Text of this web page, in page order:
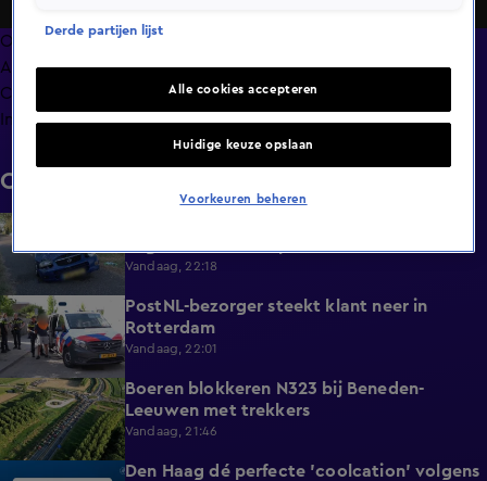
Overzicht
Afleveringen
Clips
Info
Clips
0:30
Vandaag, 22:18
0:26
PostNL-bezorger steekt klant neer in
Rotterdam
Vandaag, 22:01
0:33
Boeren blokkeren N323 bij Beneden-
Leeuwen met trekkers
Vandaag, 21:46
Den Haag dé perfecte 'coolcation' volgens
Derde partijen lijst
Alle cookies accepteren
Huidige keuze opslaan
Voorkeuren beheren